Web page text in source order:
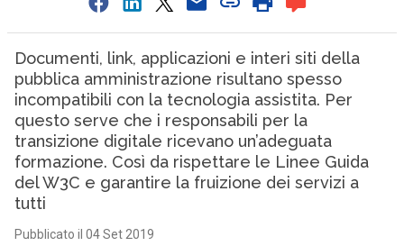
Documenti, link, applicazioni e interi siti della
pubblica amministrazione risultano spesso
incompatibili con la tecnologia assistita. Per
questo serve che i responsabili per la
transizione digitale ricevano un’adeguata
formazione. Così da rispettare le Linee Guida
del W3C e garantire la fruizione dei servizi a
tutti
Pubblicato il 04 Set 2019